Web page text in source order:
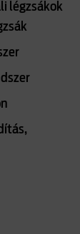
légzsákok